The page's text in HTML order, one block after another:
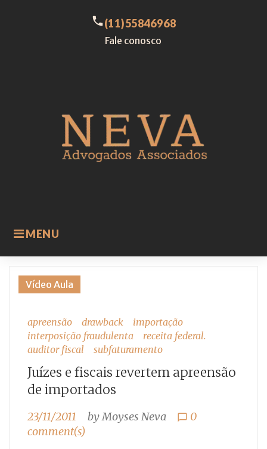
MENU
call(11)55846968
Fale conosco
Tag:
fraudulenta
Vídeo Aula
apreensão drawback
importação
interposição fraudulenta
receita federal.
auditor fiscal
subfaturamento
Juízes e fiscais revertem apreensão
de importados
23/11/2011 byMoyses Neva chat_bubble_outline 0
comment(s)